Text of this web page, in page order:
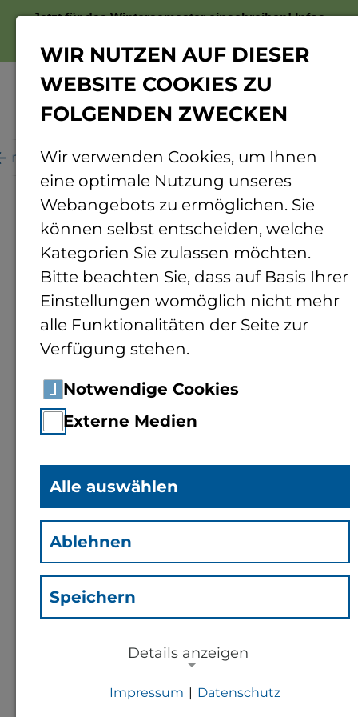
Jetzt für das Wintersemester einschreiben!Infos
Personenverzeichnis Personendetails
Prof. Dr.Ingrid
Porschewski
Professorin für Prozess-
und Biosystemtechnik
Kontakt
WIR NUTZEN AUF DIESER
WEBSITE COOKIES ZU
FOLGENDEN ZWECKEN
Wir verwenden Cookies, um Ihnen
eine optimale Nutzung unseres
Webangebots zu ermöglichen. Sie
können selbst entscheiden, welche
Kategorien Sie zulassen möchten.
Bitte beachten Sie, dass auf Basis Ihrer
Einstellungen womöglich nicht mehr
alle Funktionalitäten der Seite zur
Verfügung stehen.
Notwendige Cookies
Externe Medien
Alle auswählen
Ablehnen
Speichern
Details anzeigen
Impressum | Datenschutz